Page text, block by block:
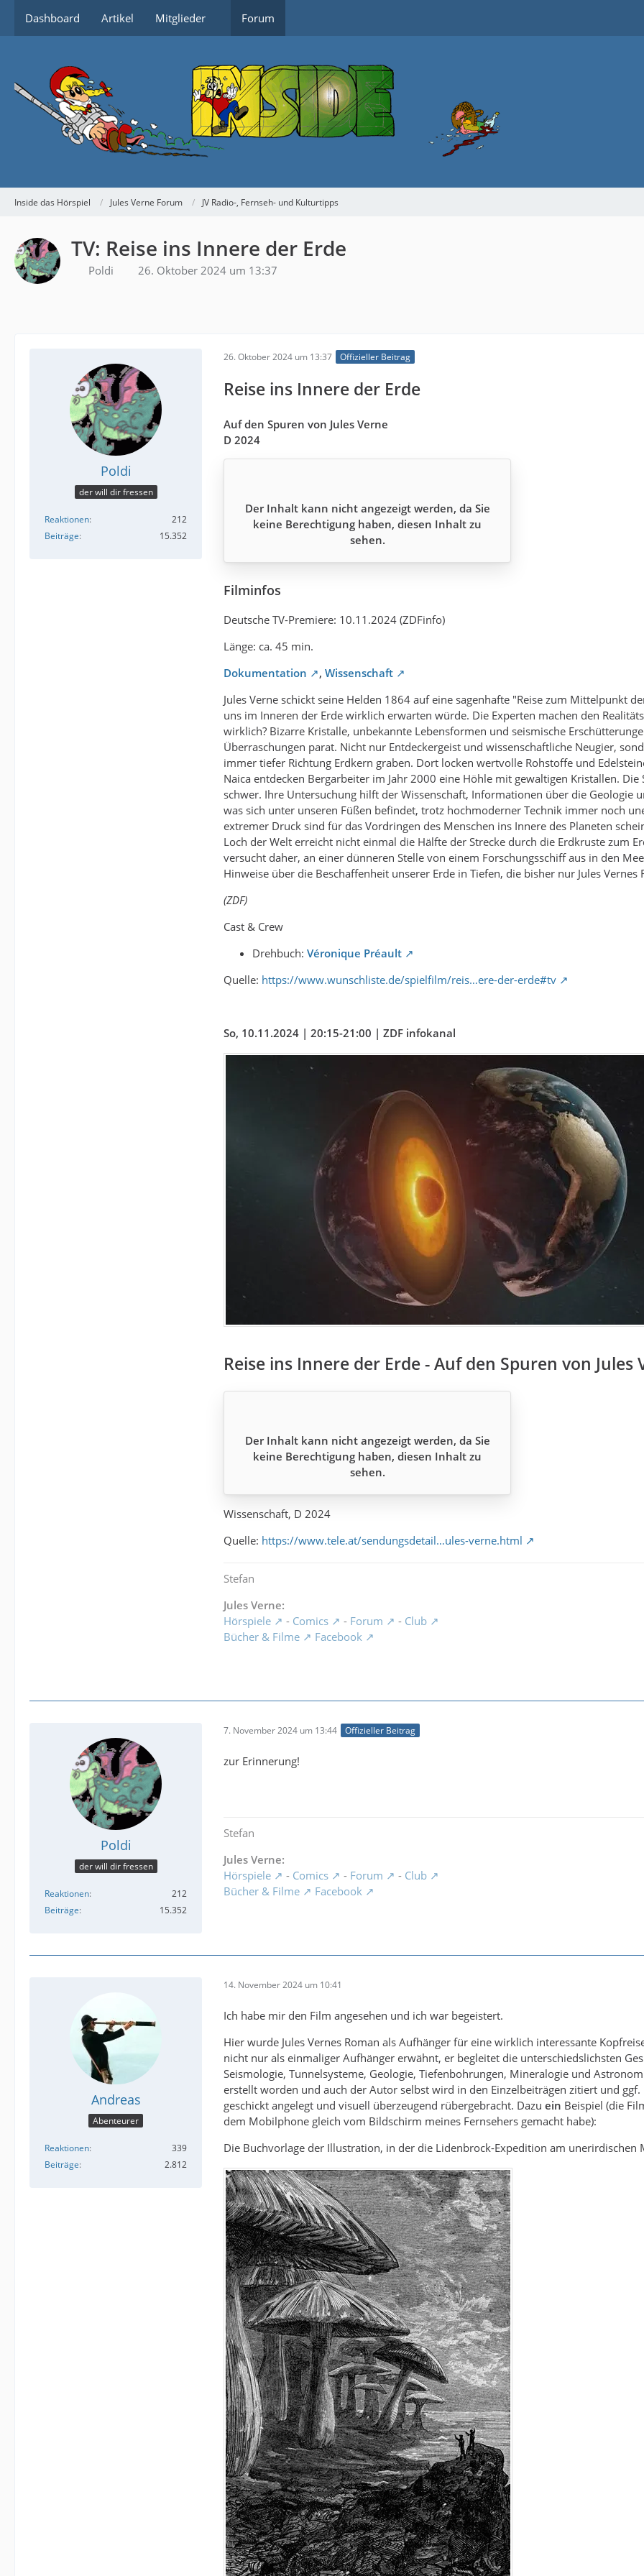
Dashboard Artikel Mitglieder Forum
Inside das Hörspiel Jules Verne Forum JV Radio-, Fernseh- und Kulturtipps
TV: Reise ins Innere der Erde
Poldi 26. Oktober 2024 um 13:37
Poldi
der will dir fressen
Reaktionen
212
Beiträge
15.352
26. Oktober 2024 um 13:37 Offizieller Beitrag
Reise ins Innere der Erde
Auf den Spuren von Jules Verne
D 2024
Der Inhalt kann nicht angezeigt werden, da Sie
keine Berechtigung haben, diesen Inhalt zu
sehen.
Filminfos
Deutsche TV-Premiere: 10.11.2024 (ZDFinfo)
Länge: ca. 45 min.
Dokumentation
, Wissenschaft
Jules Verne schickt seine Helden 1864 auf eine sagenhafte "Reise zum Mittelpunkt
uns im Inneren der Erde wirklich erwarten würde. Die Experten machen den
wirklich? Bizarre Kristalle, unbekannte Lebensformen und seismische
Überraschungen parat. Nicht nur Entdeckergeist und wissenschaftliche Neugier,
immer tiefer Richtung Erdkern graben. Dort locken wertvolle Rohstoffe und
Naica entdecken Bergarbeiter im Jahr 2000 eine Höhle mit gewaltigen Kristallen.
schwer. Ihre Untersuchung hilft der Wissenschaft, Informationen über die Geologie
was sich unter unseren Füßen befindet, trotz hochmoderner Technik immer noch
extremer Druck sind für das Vordringen des Menschen ins Innere des Planeten
Loch der Welt erreicht nicht einmal die Hälfte der Strecke durch die Erdkruste zum
versucht daher, an einer dünneren Stelle von einem Forschungsschiff aus in den
Hinweise über die Beschaffenheit unserer Erde in Tiefen, die bisher nur Jules
(ZDF)
Cast & Crew
Drehbuch: Véronique Préault
Quelle: https://www.wunschliste.de/spielfilm/reis…ere-der-erde#tv
So, 10.11.2024 | 20:15-21:00 | ZDF infokanal
Reise ins Innere der Erde - Auf den Spuren von Jules
Der Inhalt kann nicht angezeigt werden, da Sie
keine Berechtigung haben, diesen Inhalt zu
sehen.
Wissenschaft, D 2024
Quelle: https://www.tele.at/sendungsdetail…ules-verne.html
Stefan
Jules Verne:
Hörspiele
- Comics - Forum - Club
Bücher & Filme
Facebook
Poldi
der will dir fressen
Reaktionen
212
Beiträge
15.352
7. November 2024 um 13:44 Offizieller Beitrag
zur Erinnerung!
Stefan
Jules Verne:
Hörspiele
- Comics - Forum - Club
Bücher & Filme
Facebook
Andreas
Abenteurer
Reaktionen
339
Beiträge
2.812
14. November 2024 um 10:41
Ich habe mir den Film angesehen und ich war begeistert.
Hier wurde Jules Vernes Roman als Aufhänger für eine wirklich interessante
nicht nur als einmaliger Aufhänger erwähnt, er begleitet die unterschiedslichsten
Seismologie, Tunnelsysteme, Geologie, Tiefenbohrungen, Mineralogie und
erstellt worden und auch der Autor selbst wird in den Einzelbeiträgen zitiert und
geschickt angelegt und visuell überzeugend rübergebracht. Dazu ein Beispiel (die
dem Mobilphone gleich vom Bildschirm meines Fernsehers gemacht habe):
Die Buchvorlage der Illustration, in der die Lidenbrock-Expedition am unerirdischen